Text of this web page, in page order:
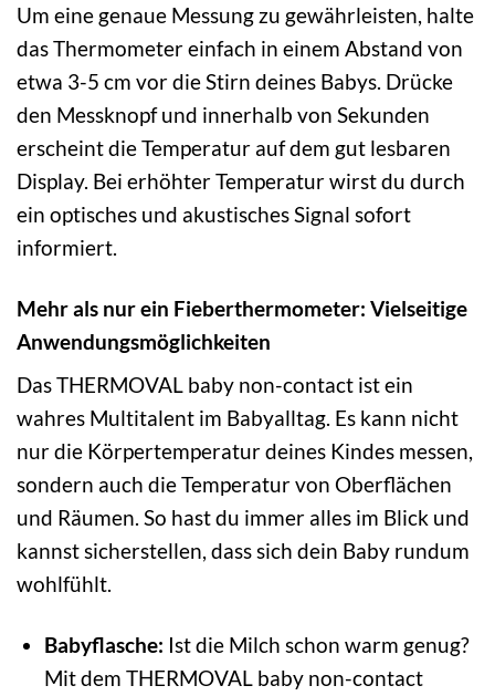
Um eine genaue Messung zu gewährleisten, halte
das Thermometer einfach in einem Abstand von
etwa 3-5 cm vor die Stirn deines Babys. Drücke
den Messknopf und innerhalb von Sekunden
erscheint die Temperatur auf dem gut lesbaren
Display. Bei erhöhter Temperatur wirst du durch
ein optisches und akustisches Signal sofort
informiert.
Mehr als nur ein Fieberthermometer: Vielseitige
Anwendungsmöglichkeiten
Das THERMOVAL baby non-contact ist ein
wahres Multitalent im Babyalltag. Es kann nicht
nur die Körpertemperatur deines Kindes messen,
sondern auch die Temperatur von Oberflächen
und Räumen. So hast du immer alles im Blick und
kannst sicherstellen, dass sich dein Baby rundum
wohlfühlt.
Babyflasche: Ist die Milch schon warm genug?
Mit dem THERMOVAL baby non-contact